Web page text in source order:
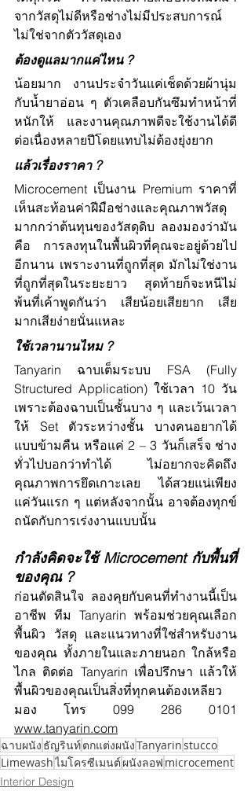
จากวัสดุไม่ดีหรือช่างไม่มีประสบการณ์
ไม่ใช่จากตัววัสดุเอง
ต้องดูแลมากแค่ไหน ?
น้อยมาก งานประจำวันแค่เช็ดด้วยผ้านุ่ม
กับน้ำยาอ่อน ๆ ตัวเคลือบกันซึมทำหน้าที่
หนักให้ และงานคุณภาพดีจะใช้งานได้ดี
ต่อเนื่องหลายปีโดยแทบไม่ต้องยุ่งยาก
แล้วเรื่องราคา ?
Microcement เป็นงาน Premium ราคาที่
เห็นสะท้อนค่าฝีมือช่างและคุณภาพวัสดุ
มากกว่าต้นทุนของวัสดุดิบ ลองมองว่ามัน
คือ การลงทุนในพื้นผิวที่คุณจะอยู่ด้วยไป
อีกนาน เพราะงานที่ถูกที่สุด มักไม่ใช่งาน
ที่ถูกที่สุดในระยะยาว สุดท้ายก็จะหนีไม่
พ้นที่เค้าพูดกันว่า เสียน้อยเสียยาก เสีย
มากเสียง่ายนั่นแหละ
ใช้เวลานานไหม ?
Tanyarin ฉาบเต็มระบบ FSA (Fully
Structured Application) ใช้เวลา 10 วัน
เพราะต้องฉาบเป็นชั้นบาง ๆ และเว้นเวลา
ให้ Set ตัวระหว่างชั้น บางคนอยากได้
แบบข้ามคืน หรือแค่ 2 – 3 วันก็เสร็จ ช่าง
ทั่วไปบอกว่าทำได้ ไม่อยากจะคิดถึง
คุณภาพการยึดเกาะเลย ได้สวยแน่เพียง
แค่วันแรก ๆ แต่หลังจากนั้น อาจต้องทุกข์
ถนัดกับการเร่งงานแบบนั้น
กำลังคิดจะใช้ Microcement กับพื้นที่
ของคุณ ?
ก่อนตัดสินใจ ลองคุยกับคนที่ทำงานนี้เป็น
อาชีพ ทีม Tanyarin พร้อมช่วยคุณเลือก
พื้นผิว วัสดุ และแนวทางที่ใช่สำหรับงาน
ของคุณ ทั้งภายในและภายนอก ใกล้หรือ
ไกล ติดต่อ Tanyarin เพื่อปรึกษา แล้วให้
พื้นผิวของคุณเป็นสิ่งที่ทุกคนต้องเหลียว
www.tanyarin.com
ฉาบผนัง ธัญรินท์ตกแต่งผนังTanyarinstucco
Limewashไมโครซีเมนต์ ผนังลอฟ microcement
Interior Design